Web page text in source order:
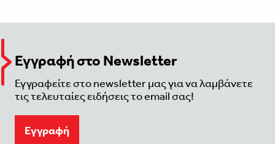
Εγγραφή στο Newsletter
Εγγραφείτε στο newsletter μας για να λαμβάνετε
τις τελευταίες ειδήσεις το email σας!
Eγγραφή